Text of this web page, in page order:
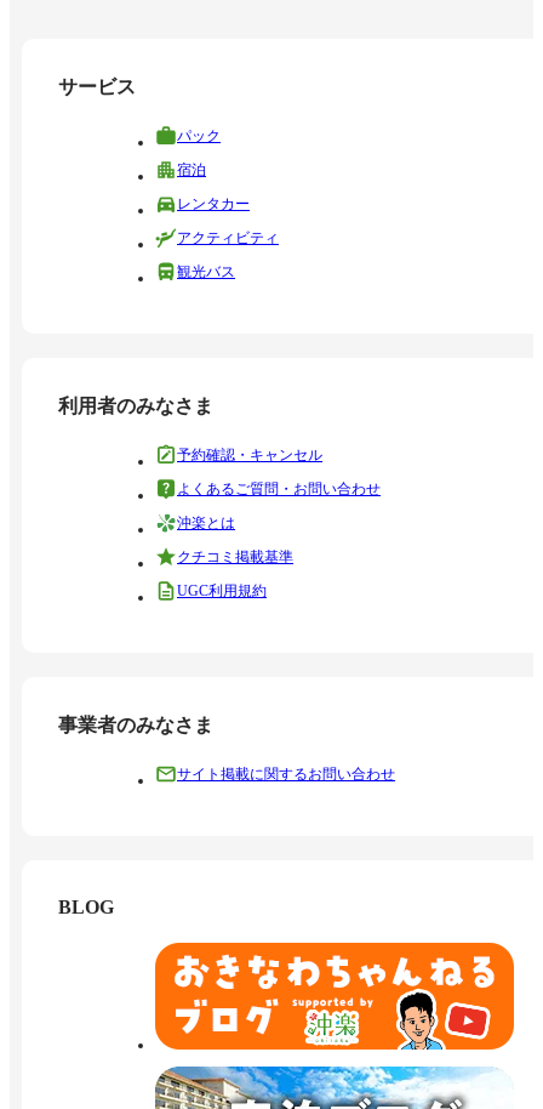
サービス
パック
宿泊
レンタカー
アクティビティ
観光バス
利用者のみなさま
予約確認・キャンセル
よくあるご質問・お問い合わせ
沖楽とは
クチコミ掲載基準
UGC利用規約
事業者のみなさま
サイト掲載に関するお問い合わせ
BLOG